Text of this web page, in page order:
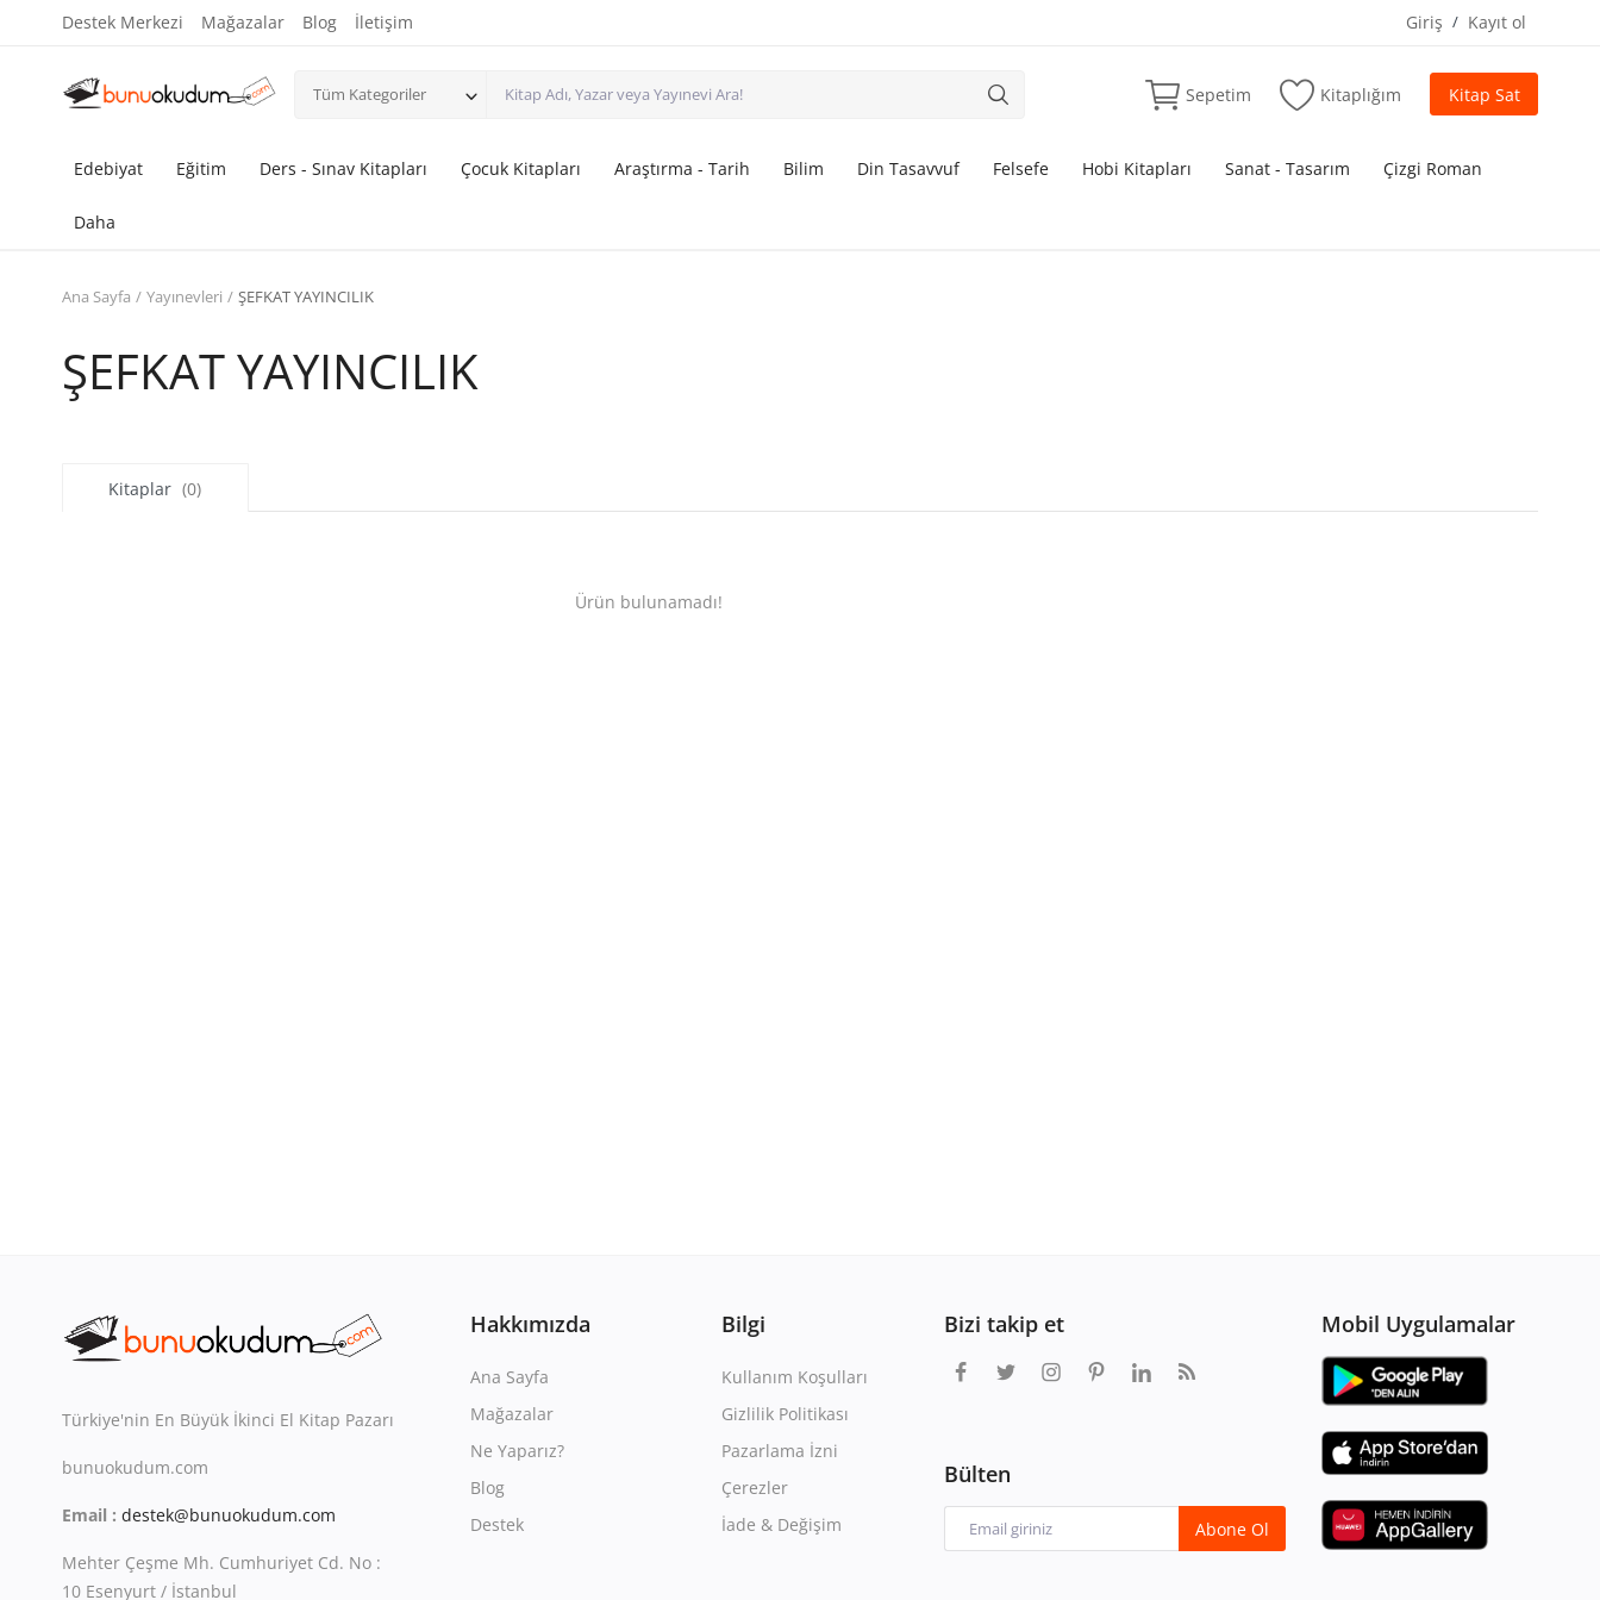
Destek Merkezi Mağazalar Blog İletişim Giriş / Kayıt ol
Tüm Kategoriler Sepetim Kitaplığım Kitap Sat
Edebiyat Eğitim Ders - Sınav Kitapları Çocuk Kitapları Araştırma - Tarih Bilim Din Tasavvuf Felsefe Hobi Kitapları Sanat - Tasarım Çizgi Roman
Daha
Ana Sayfa Yayınevleri ŞEFKAT YAYINCILIK
ŞEFKAT YAYINCILIK
Kitaplar (0)
Ürün bulunamadı!
Türkiye'nin En Büyük İkinci El Kitap Pazarı
bunuokudum.com
Email : destek@bunuokudum.com
Mehter Çeşme Mh. Cumhuriyet Cd. No :
10 Esenyurt / İstanbul
Hakkımızda
Ana Sayfa
Mağazalar
Ne Yaparız?
Blog
Destek
Bilgi
Kullanım Koşulları
Gizlilik Politikası
Pazarlama İzni
Çerezler
İade & Değişim
Bizi takip et
Bülten
Abone Ol
Mobil Uygulamalar